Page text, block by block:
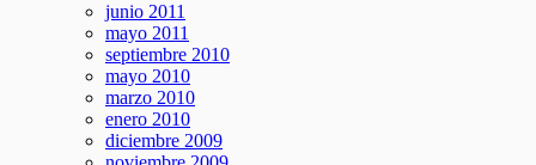
junio 2011
mayo 2011
septiembre 2010
mayo 2010
marzo 2010
enero 2010
diciembre 2009